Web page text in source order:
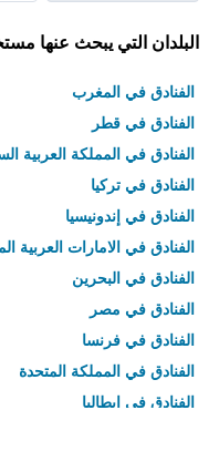
البلدان التي يبحث عنها
الفنادق في المغرب
الفنادق في قطر
الفنادق في المملكة العربية
الفنادق في تركيا
الفنادق في إندونيسيا
الفنادق في الامارات العربية
الفنادق في البحرين
الفنادق في مصر
الفنادق في فرنسا
الفنادق في المملكة المتحدة
الفنادق في إيطاليا